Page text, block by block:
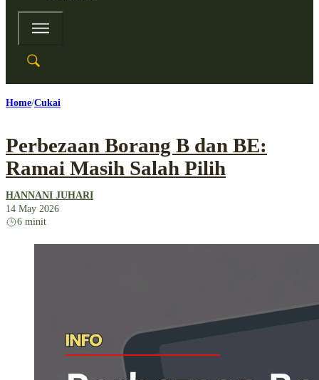
Home Cukai
Perbezaan Borang B dan BE:
Ramai Masih Salah Pilih
HANNANI JUHARI
14 May 2026
6 minit